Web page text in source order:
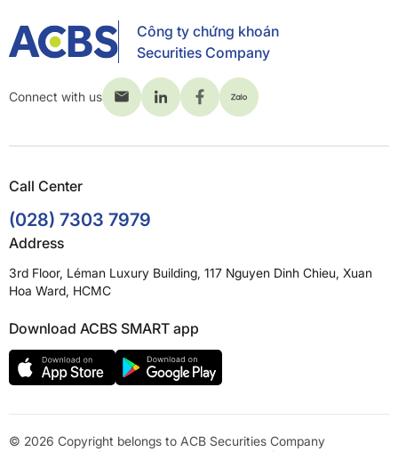
Công ty chứng khoán
Securities Company
Connect with us
Call Center
(028) 7303 7979
Address
3rd Floor, Léman Luxury Building, 117 Nguyen Dinh Chieu, Xuan
Hoa Ward, HCMC
Download ACBS SMART app
© 2026 Copyright belongs to ACB Securities Company